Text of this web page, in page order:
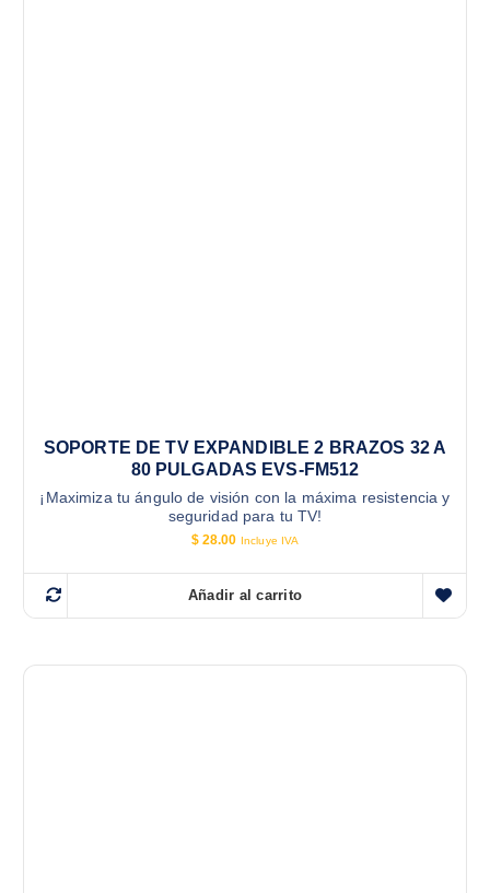
SOPORTE DE TV EXPANDIBLE 2 BRAZOS 32 A
80 PULGADAS EVS-FM512
¡Maximiza tu ángulo de visión con la máxima resistencia y
seguridad para tu TV!
$28.00 Incluye IVA
Añadir al carrito